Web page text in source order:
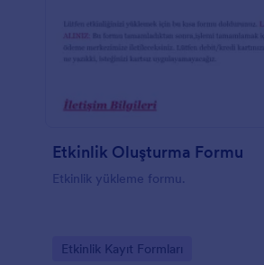
Etkinlik Oluşturma Formu
Etkinlik yükleme formu.
Go to Category:
Etkinlik Kayıt Formları